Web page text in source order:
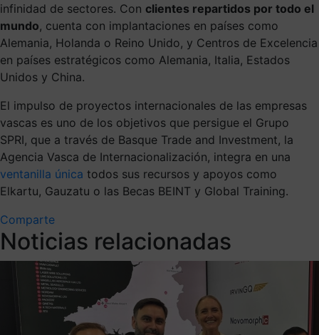
infinidad de sectores. Con clientes repartidos por todo el
mundo, cuenta con implantaciones en países como
Alemania, Holanda o Reino Unido, y Centros de Excelencia
en países estratégicos como Alemania, Italia, Estados
Unidos y China.
El impulso de proyectos internacionales de las empresas
vascas es uno de los objetivos que persigue el Grupo
SPRI, que a través de Basque Trade and Investment, la
Agencia Vasca de Internacionalización, integra en una
ventanilla única todos sus recursos y apoyos como
Elkartu, Gauzatu o las Becas BEINT y Global Training.
Comparte
Noticias relacionadas